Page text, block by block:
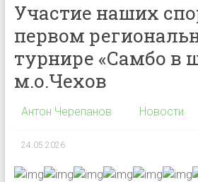
городского
округа
Чехов
Участие наших
первом
турнире «Самбо в
м.о.Чехов
Антон Черепанов Новости
24.05.2026